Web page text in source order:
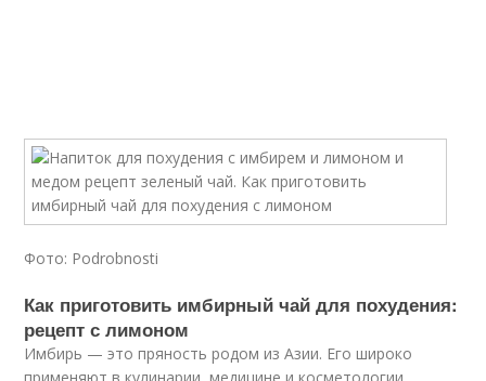
Фото: Podrobnosti
Как приготовить имбирный чай для похудения:
рецепт с лимоном
Имбирь — это пряность родом из Азии. Его широко